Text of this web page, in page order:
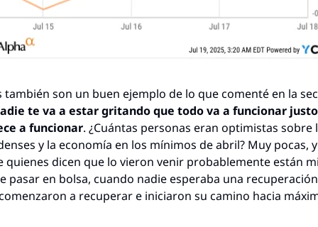
también son un buen ejemplo de lo que comenté en la
te va a estar gritando que todo va a funcionar
a funcionar. ¿Cuántas personas eran optimistas sobre
y la economía en los mínimos de abril? Muy pocas,
quienes dicen que lo vieron venir probablemente están
pasar en bolsa, cuando nadie esperaba una
a recuperar e iniciaron su camino hacia